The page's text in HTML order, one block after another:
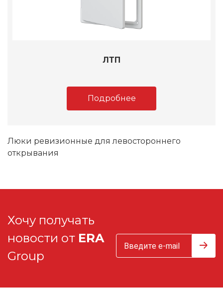
ЛТП
Подробнее
Люки ревизионные для левостороннего
открывания
Хочу получать
новости от ERA
Group